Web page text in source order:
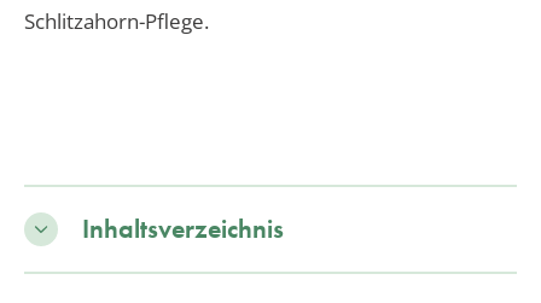
Schlitzahorn-Pflege.
Inhaltsverzeichnis